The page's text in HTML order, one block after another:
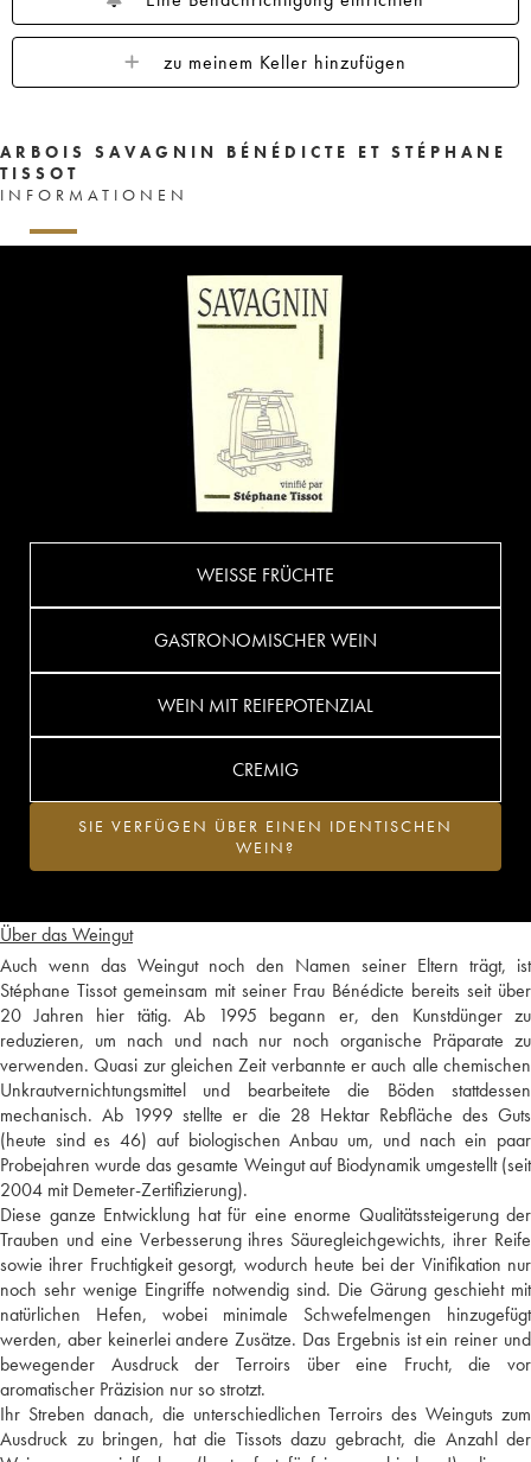
zu meinem Keller hinzufügen
ARBOIS SAVAGNIN BÉNÉDICTE ET STÉPHANE
TISSOT
INFORMATIONEN
Über das Weingut
Auch wenn das Weingut noch den Namen seiner Eltern trägt, ist
Stéphane Tissot gemeinsam mit seiner Frau Bénédicte bereits seit über
20 Jahren hier tätig. Ab 1995 begann er, den Kunstdünger zu
reduzieren, um nach und nach nur noch organische Präparate zu
verwenden. Quasi zur gleichen Zeit verbannte er auch alle chemischen
Unkrautvernichtungsmittel und bearbeitete die Böden stattdessen
mechanisch. Ab 1999 stellte er die 28 Hektar Rebfläche des Guts
(heute sind es 46) auf biologischen Anbau um, und nach ein paar
Probejahren wurde das gesamte Weingut auf Biodynamik umgestellt (seit
2004 mit Demeter-Zertifizierung).
Diese ganze Entwicklung hat für eine enorme Qualitätssteigerung der
Trauben und eine Verbesserung ihres Säuregleichgewichts, ihrer Reife
sowie ihrer Fruchtigkeit gesorgt, wodurch heute bei der Vinifikation nur
noch sehr wenige Eingriffe notwendig sind. Die Gärung geschieht mit
natürlichen Hefen, wobei minimale Schwefelmengen hinzugefügt
werden, aber keinerlei andere Zusätze. Das Ergebnis ist ein reiner und
bewegender Ausdruck der Terroirs über eine Frucht, die vor
aromatischer Präzision nur so strotzt.
Ihr Streben danach, die unterschiedlichen Terroirs des Weinguts zum
Ausdruck zu bringen, hat die Tissots dazu gebracht, die Anzahl der
WEISSE FRÜCHTE
GASTRONOMISCHER WEIN
WEIN MIT REIFEPOTENZIAL
CREMIG
SIE VERFÜGEN ÜBER EINEN IDENTISCHEN
WEIN?